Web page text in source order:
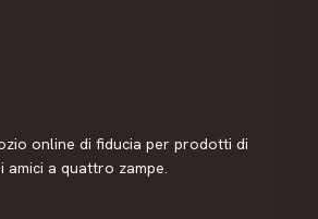
online di fiducia per prodotti di
a quattro zampe.